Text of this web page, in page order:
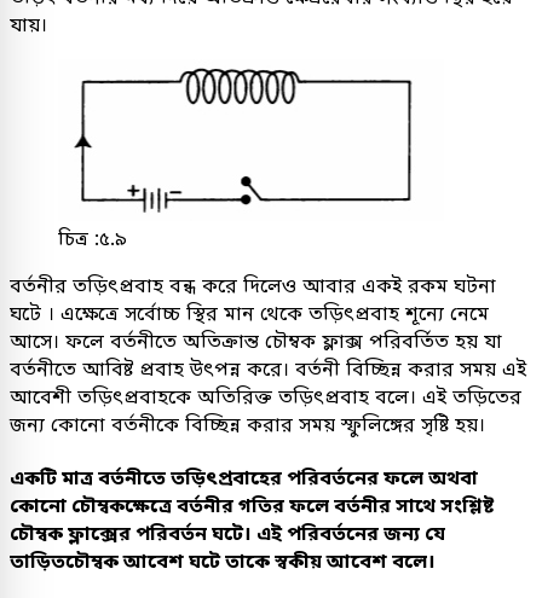
যায়।
চিত্র :৫.৯
বর্তনীর তড়িৎপ্রবাহ বন্ধ করে দিলেও আবার একই রকম ঘটনা
ঘটে । এক্ষেত্রে সর্বোচ্চ স্থির মান থেকে তড়িৎপ্রবাহ শূন্যে নেমে
আসে। ফলে বর্তনীতে অতিক্রান্ত চৌম্বক ফ্লাক্স পরিবর্তিত হয় যা
বর্তনীতে আবিষ্ট প্রবাহ উৎপন্ন করে। বর্তনী বিচ্ছিন্ন করার সময় এই
আবেশী তড়িৎপ্রবাহকে অতিরিক্ত তড়িৎপ্রবাহ বলে। এই তড়িতের
জন্য কোনো বর্তনীকে বিচ্ছিন্ন করার সময় স্ফুলিঙ্গের সৃষ্টি হয়।
একটি মাত্র বর্তনীতে তড়িৎপ্রবাহের পরিবর্তনের ফলে অথবা
কোনো চৌম্বকক্ষেত্রে বর্তনীর গতির ফলে বর্তনীর সাথে সংশ্লিষ্ট
চৌম্বক ফ্লাক্সের পরিবর্তন ঘটে। এই পরিবর্তনের জন্য যে
তাড়িতচৌম্বক আবেশ ঘটে তাকে স্বকীয় আবেশ বলে।